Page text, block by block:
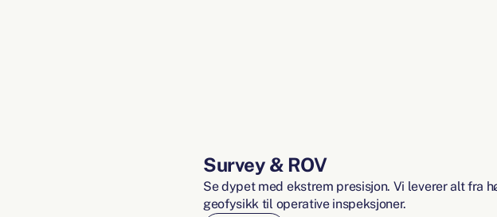
Survey & ROV
Se dypet med ekstrem presisjon. Vi leverer alt fra
geofysikk til operative inspeksjoner.